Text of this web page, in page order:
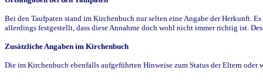
Bei den Taufpaten stand im Kirchenbuch nur selten eine Angabe der Herkunft.
allerdings festgestellt, dass diese Annahme doch wohl nicht immer richtig ist.
Zusätzliche Angaben im Kirchenbuch
Die im Kirchenbuch ebenfalls aufgeführten Hinweise zum Status der Eltern